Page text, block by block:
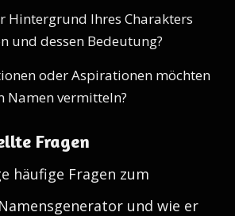
Hintergrund Ihres Charakters
und dessen Bedeutung?
oder Aspirationen möchten
Namen vermitteln?
Fragen
häufige Fragen zum
und wie er